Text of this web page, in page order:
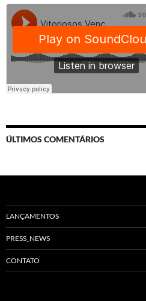
ÚLTIMOS COMENTÁRIOS
LANÇAMENTOS
PRESS_NEWS
CONTATO